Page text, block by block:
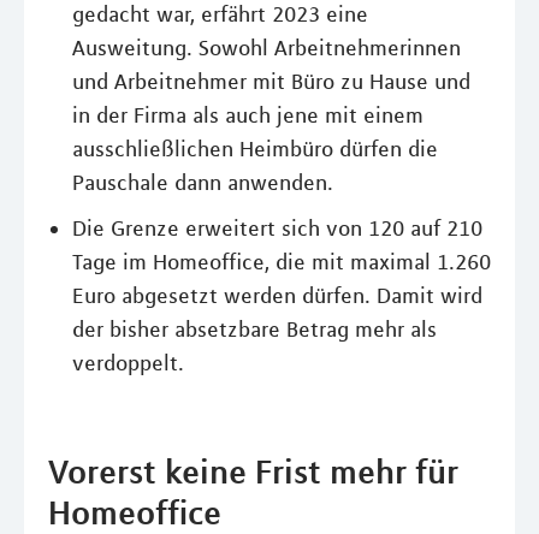
gedacht war, erfährt 2023 eine
Ausweitung. Sowohl Arbeitnehmerinnen
und Arbeitnehmer mit Büro zu Hause und
in der Firma als auch jene mit einem
ausschließlichen Heimbüro dürfen die
Pauschale dann anwenden.
Die Grenze erweitert sich von 120 auf 210
Tage im Homeoffice, die mit maximal 1.260
Euro abgesetzt werden dürfen. Damit wird
der bisher absetzbare Betrag mehr als
verdoppelt.
Vorerst keine Frist mehr für
Homeoffice